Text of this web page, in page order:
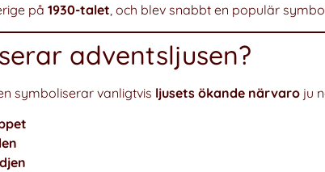
på 1930-talet, och blev snabbt en populär
adventsljusen?
symboliserar vanligtvis ljusets ökande närvaro ju